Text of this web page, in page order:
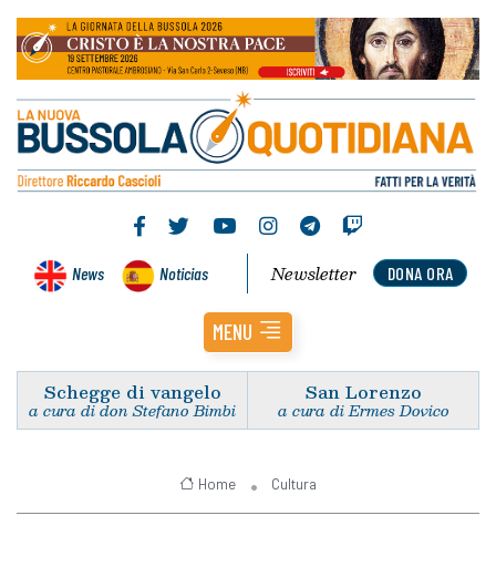
News Noticias DONA ORA
Newsletter
MENU
Schegge di vangelo
a cura di don Stefano Bimbi
San Lorenzo
a cura di Ermes Dovico
Home Cultura